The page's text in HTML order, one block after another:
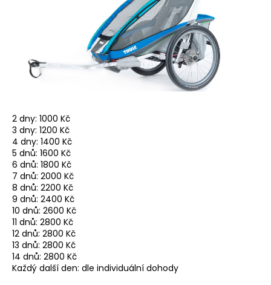
2 dny: 1000 Kč
3 dny: 1200 Kč
4 dny: 1400 Kč
5 dnů: 1600 Kč
6 dnů: 1800 Kč
7 dnů: 2000 Kč
8 dnů: 2200 Kč
9 dnů: 2400 Kč
10 dnů: 2600 Kč
11 dnů: 2800 Kč
12 dnů: 2800 Kč
13 dnů: 2800 Kč
14 dnů: 2800 Kč
Každý další den: dle individuální dohody